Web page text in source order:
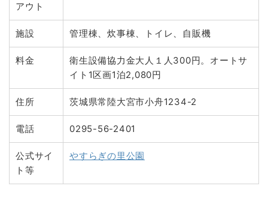
アウト
施設 管理棟、炊事棟、トイレ、自販機
料金
衛生設備協力金大人１人300円。オートサ
イト1区画1泊2,080円
住所 茨城県常陸大宮市小舟1234-2
電話 0295-56-2401
公式サイ
ト等
やすらぎの里公園